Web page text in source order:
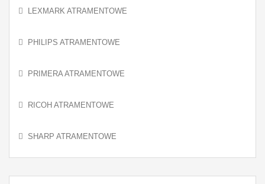
LEXMARK ATRAMENTOWE
PHILIPS ATRAMENTOWE
PRIMERA ATRAMENTOWE
RICOH ATRAMENTOWE
SHARP ATRAMENTOWE